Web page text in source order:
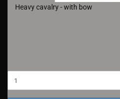
Heavy cavalry - with bow